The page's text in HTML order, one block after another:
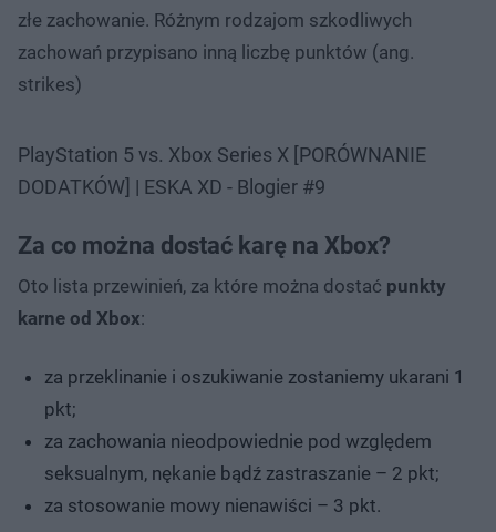
złe zachowanie. Różnym rodzajom szkodliwych
zachowań przypisano inną liczbę punktów (ang.
strikes)
PlayStation 5 vs. Xbox Series X [PORÓWNANIE
DODATKÓW] | ESKA XD - Blogier #9
Za co można dostać karę na Xbox?
Oto lista przewinień, za które można dostać punkty
karne od Xbox:
za przeklinanie i oszukiwanie zostaniemy ukarani 1
pkt;
za zachowania nieodpowiednie pod względem
seksualnym, nękanie bądź zastraszanie – 2 pkt;
za stosowanie mowy nienawiści – 3 pkt.